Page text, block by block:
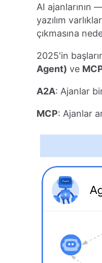
AI ajanlarının
yazılım
çıkmasına
2025'in
Agent) ve
A2A: Ajanlar
MCP: Ajanlar